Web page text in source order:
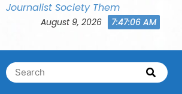
Journalist Society Them
August 9, 2026 7:47:09 AM
Search
for:
Search